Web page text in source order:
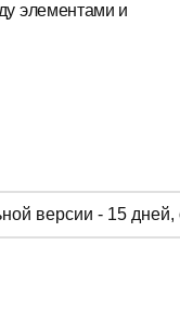
элементами и
версии - 15